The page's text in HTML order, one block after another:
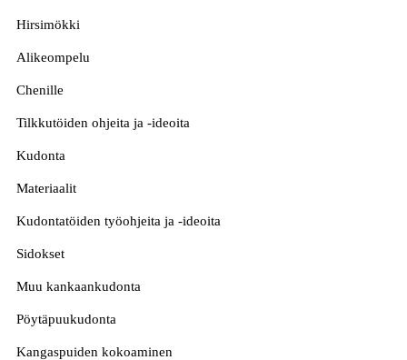
Hirsimökki
Alikeompelu
Chenille
Tilkkutöiden ohjeita ja -ideoita
Kudonta
Materiaalit
Kudontatöiden työohjeita ja -ideoita
Sidokset
Muu kankaankudonta
Pöytäpuukudonta
Kangaspuiden kokoaminen